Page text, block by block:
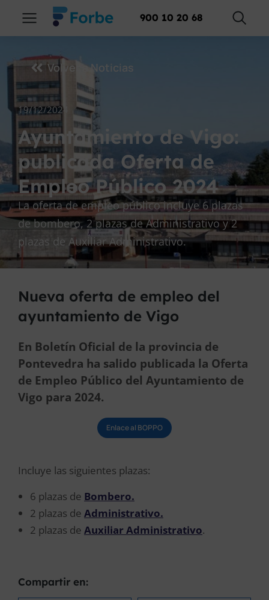
900 10 20 68
Volver a Noticias
19/12/2024
Ayuntamiento de Vigo:
publicada Oferta de
Empleo Público 2024
La oferta de empleo público incluye 6 plazas
de bombero, 2 plazas de Administrativo y 2
plazas de Auxiliar Administrativo.
Nueva oferta de empleo del
ayuntamiento de Vigo
En Boletín Oficial de la provincia de
Pontevedra ha salido publicada la Oferta
de Empleo Público del Ayuntamiento de
Vigo para 2024.
Enlace al BOPPO
Incluye las siguientes plazas:
6 plazas de Bombero.
2 plazas de Administrativo.
2 plazas de Auxiliar Administrativo.
Compartir en: